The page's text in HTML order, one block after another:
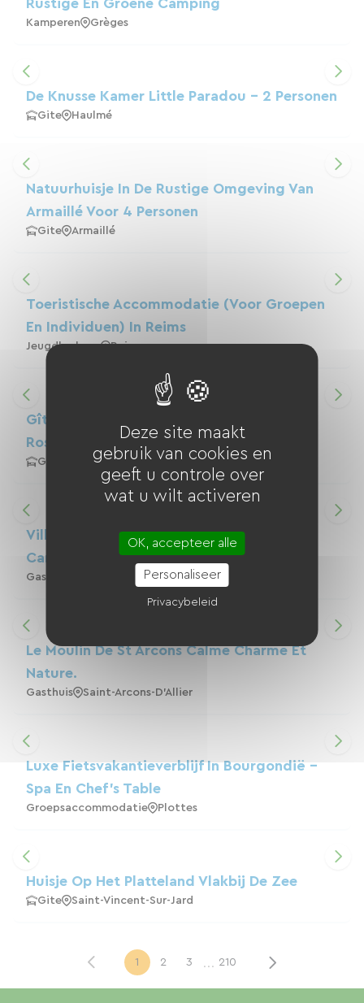
Rustige En Groene Camping
Kamperen Grèges
De Knusse Kamer Little Paradou - 2 Personen
Gite Haulmé
Natuurhuisje In De Rustige Omgeving Van
Armaillé Voor 4 Personen
Gite Armaillé
Toeristische Accommodatie (voor Groepen
En Individuen) In Reims
Jeugdherberg Reims
Gîte Du Suc D'Eyme, In Vaunac, Vlakbij
Rosières En Yssingeaux
Gite Yssingeaux
Villa Limonade In Olonzac, Minervois En
Canal Du Midi
Gasthuis
Le Moulin De St Arcons Calme Charme Et
Nature.
Gasthuis Saint-Arcons-D'Allier
Luxe Fietsvakantieverblijf In Bourgondië –
Spa En Chef's Table
Groepsaccommodatie Plottes
Huisje Op Het Platteland Vlakbij De Zee
Gite Saint-Vincent-Sur-Jard
1 2 3 210
Deze site maakt
gebruik van cookies en
geeft u controle over
wat u wilt activeren
OK, accepteer alle
Personaliseer
Privacybeleid